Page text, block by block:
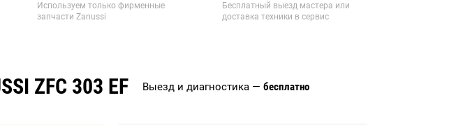
Используем только фирменные
запчасти Zanussi
Бесплатный выезд мастера или
доставка техники в сервис
ZFC 303 EF Выезд и диагностика — бесплатно